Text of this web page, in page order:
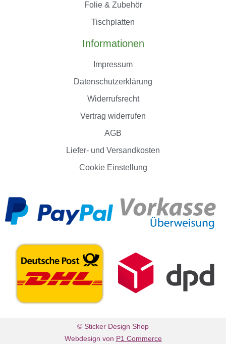
Folie & Zubehör
Tischplatten
Informationen
Impressum
Datenschutzerklärung
Widerrufsrecht
Vertrag widerrufen
AGB
Liefer- und Versandkosten
Cookie Einstellung
© Sticker Design Shop
Webdesign von P1 Commerce